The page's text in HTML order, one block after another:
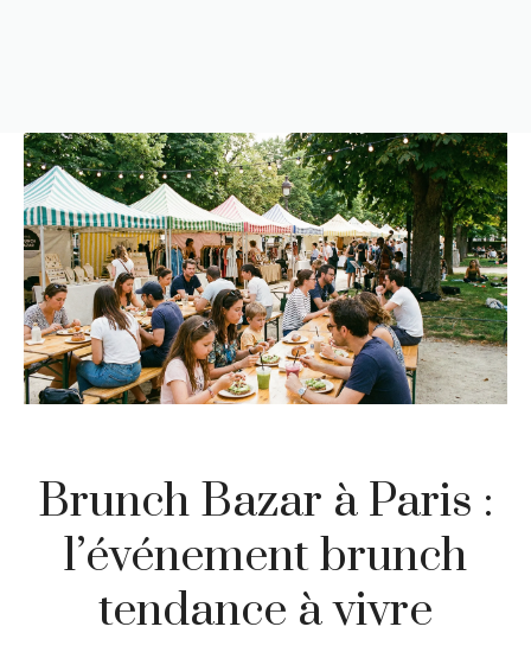
Brunch Bazar à Paris :
l’événement brunch
tendance à vivre